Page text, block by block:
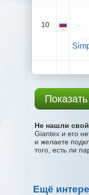
10
Не нашли
Giantex и его
и желаете
того, есть ли
Ещё